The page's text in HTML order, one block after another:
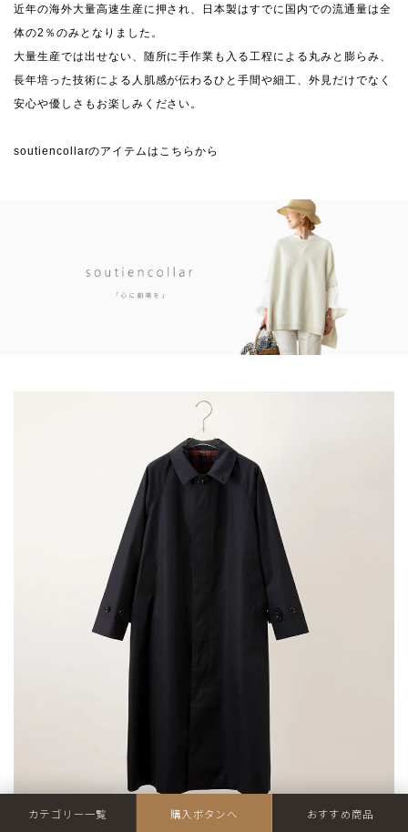
近年の海外大量高速生産に押され、日本製はすでに国内での流通量は全
体の2％のみとなりました。
大量生産では出せない、随所に手作業も入る工程による丸みと膨らみ、
長年培った技術による人肌感が伝わるひと手間や細工、外見だけでなく
安心や優しさもお楽しみください。
soutiencollarのアイテムはこちらから
カテゴリー一覧 購入ボタンへ おすすめ商品